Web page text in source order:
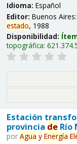
Idioma: Español
Editor: Buenos Aires:
estado, 1988
Disponibilidad:
topográfica:
Estación
provincia deRío
por Agua y Energía